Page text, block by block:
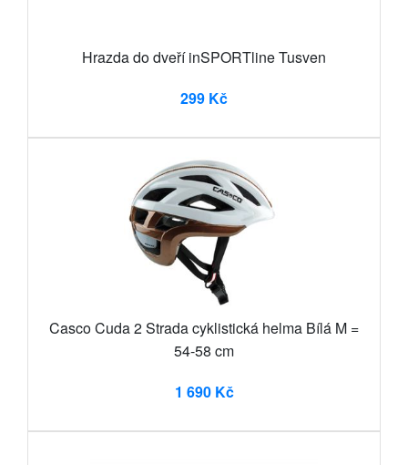
Hrazda do dveří inSPORTline Tusven
299 Kč
Casco Cuda 2 Strada cyklistická helma Bílá M =
54-58 cm
1 690 Kč